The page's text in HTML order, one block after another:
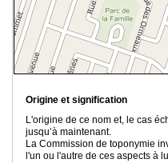
Origine et signification
L'origine de ce nom et, le cas
jusqu’à maintenant.
La Commission de toponymie
l'un ou l'autre de ces aspects à